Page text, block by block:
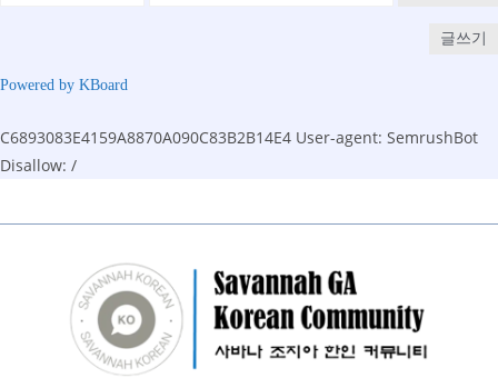
글쓰기
Powered by KBoard
C6893083E4159A8870A090C83B2B14E4 User-agent: SemrushBot
Disallow: /
to